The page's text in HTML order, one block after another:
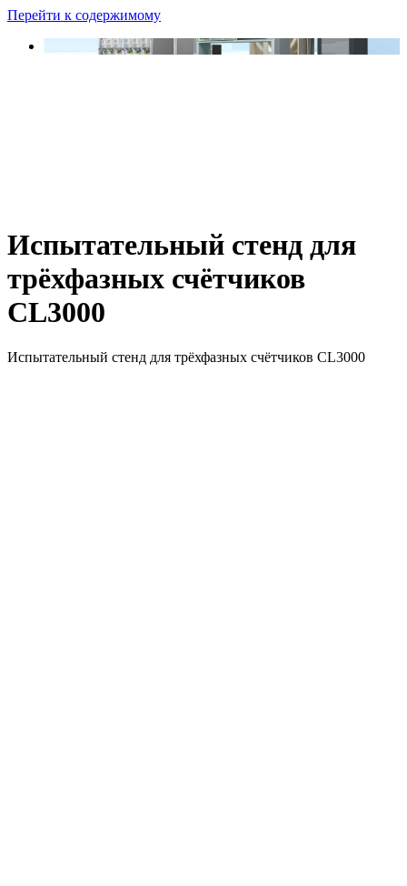
Перейти к содержимому
Испытательный стенд для
трёхфазных счётчиков
CL3000
Испытательный стенд для трёхфазных счётчиков CL3000